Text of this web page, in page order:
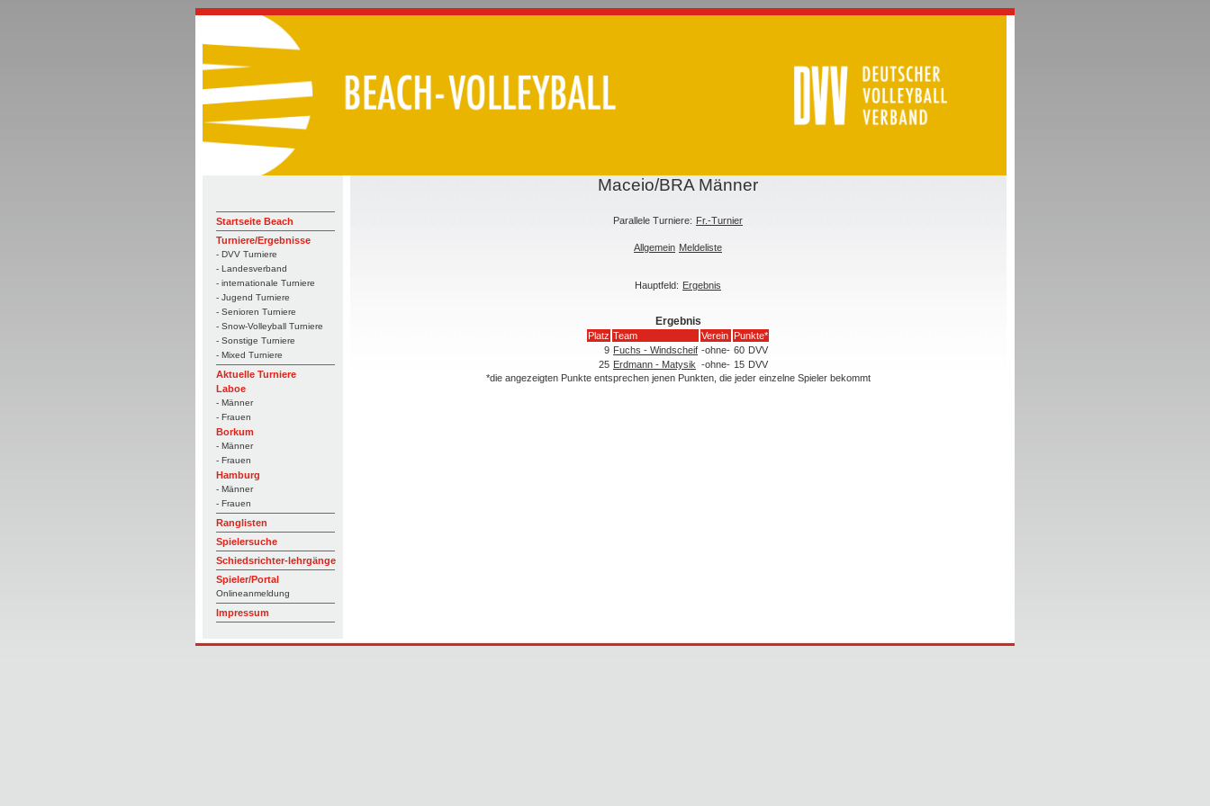
Startseite Beach
Turniere/Ergebnisse
- DVV Turniere
- Landesverband
- internationale Turniere
- Jugend Turniere
- Senioren Turniere
- Snow-Volleyball Turniere
- Sonstige Turniere
- Mixed Turniere
Aktuelle Turniere
Laboe
- Männer
- Frauen
Borkum
- Männer
- Frauen
Hamburg
- Männer
- Frauen
Ranglisten
Spielersuche
Schiedsrichter-lehrgänge
Spieler/Portal
Onlineanmeldung
Impressum
Maceio/BRA Männer
Parallele Turniere: Fr.-Turnier
Allgemein Meldeliste
Hauptfeld: Ergebnis
Ergebnis
Platz Team Verein Punkte*
9 Fuchs - Windscheif -ohne- 60 DVV
25 Erdmann - Matysik -ohne- 15 DVV
*die angezeigten Punkte entsprechen jenen Punkten, die jeder einzelne Spieler bekommt